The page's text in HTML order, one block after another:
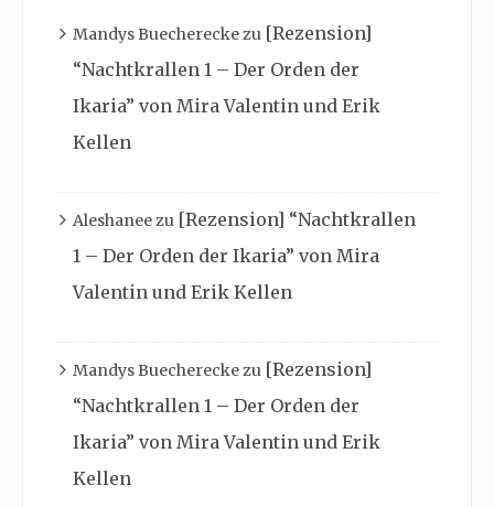
Mandys Buechereckezu [Rezension]
“Nachtkrallen 1 – Der Orden der
Ikaria” von Mira Valentin und Erik
Kellen
Aleshaneezu [Rezension] “Nachtkrallen
1 – Der Orden der Ikaria” von Mira
Valentin und Erik Kellen
Mandys Buechereckezu [Rezension]
“Nachtkrallen 1 – Der Orden der
Ikaria” von Mira Valentin und Erik
Kellen